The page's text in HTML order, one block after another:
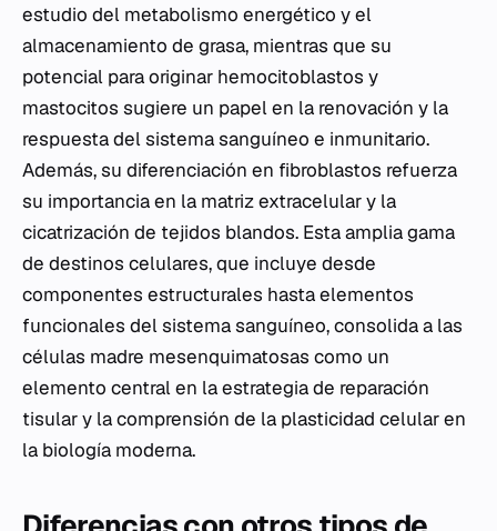
estudio del metabolismo energético y el
almacenamiento de grasa, mientras que su
potencial para originar hemocitoblastos y
mastocitos sugiere un papel en la renovación y la
respuesta del sistema sanguíneo e inmunitario.
Además, su diferenciación en fibroblastos refuerza
su importancia en la matriz extracelular y la
cicatrización de tejidos blandos. Esta amplia gama
de destinos celulares, que incluye desde
componentes estructurales hasta elementos
funcionales del sistema sanguíneo, consolida a las
células madre mesenquimatosas como un
elemento central en la estrategia de reparación
tisular y la comprensión de la plasticidad celular en
la biología moderna.